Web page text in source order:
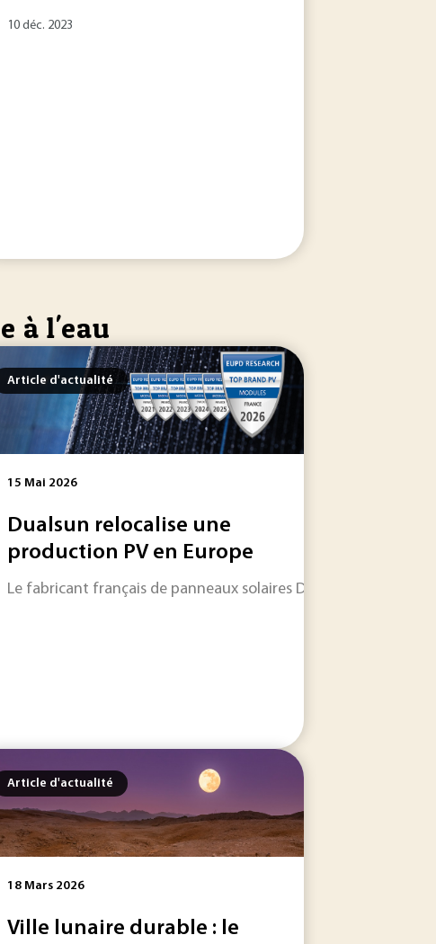
10 déc. 2023
à l'eau
les contaminants déjà présents. Entre usages
considérée comme l'une des principales voies de
Article d'actualité
15 Mai 2026
Dualsun relocalise une
production PV en Europe
Le fabricant français de panneaux solaires Dualsun a
Article d'actualité
18 Mars 2026
Ville lunaire durable : le